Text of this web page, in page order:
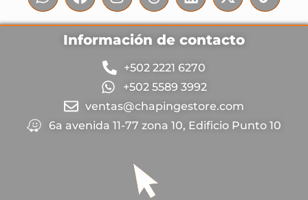
Información de contacto
+502 2221 6270
+502 5589 3992
ventas@chapingestore.com
6a avenida 11-77 zona 10, Edificio Punto 10